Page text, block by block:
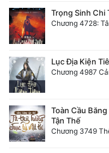
Xuyên Sách
Xuyên Thư
Điền Văn
Đô Thị
Đông Phương
Đông Phương Huyền Huyễn
Trọng Sinh Chi
Chương 4728:
Lục Địa Kiện
Chương 4987
Toàn Cầu
Tận Thế
Chương 3749